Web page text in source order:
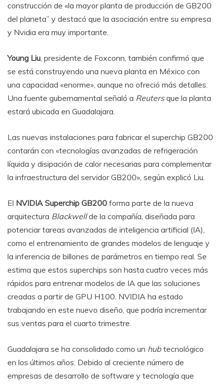
construcción de «la mayor planta de producción de GB200
del planeta” y destacó que la asociación entre su empresa
y Nvidia era muy importante.
Young Liu, presidente de Foxconn, también confirmó que
se está construyendo una nueva planta en México con
una capacidad «enorme», aunque no ofreció más detalles.
Una fuente gubernamental señaló a Reutersque la planta
estará ubicada en Guadalajara.
Las nuevas instalaciones para fabricar el superchip GB200
contarán con «tecnologías avanzadas de refrigeración
líquida y disipación de calor necesarias para complementar
la infraestructura del servidor GB200», según explicó Liu.
El NVIDIA Superchip GB200 forma parte de la nueva
arquitectura Blackwellde la compañía, diseñada para
potenciar tareas avanzadas de inteligencia artificial (IA),
como el entrenamiento de grandes modelos de lenguaje y
la inferencia de billones de parámetros en tiempo real. Se
estima que estos superchips son hasta cuatro veces más
rápidos para entrenar modelos de IA que las soluciones
creadas a partir de GPU H100. NVIDIA ha estado
trabajando en este nuevo diseño, que podría incrementar
sus ventas para el cuarto trimestre.
Guadalajara se ha consolidado como un hub tecnológico
en los últimos años. Debido al creciente número de
empresas de desarrollo de software y tecnología que